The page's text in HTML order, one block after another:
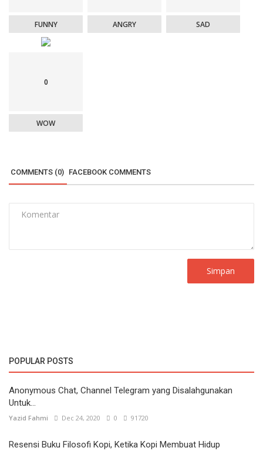
FUNNY ANGRY SAD
0
WOW
COMMENTS (0) FACEBOOK COMMENTS
Simpan
POPULAR POSTS
Anonymous Chat, Channel Telegram yang Disalahgunakan
Untuk...
Yazid Fahmi Dec 24, 2020 0 91720
Resensi Buku Filosofi Kopi, Ketika Kopi Membuat Hidup